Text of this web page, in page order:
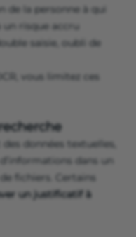
de la personne à qui
un risque accru
saisie, oubli de
vous limitez ces
données textuelles,
dans un
fichiers. Certains
un justificatif à